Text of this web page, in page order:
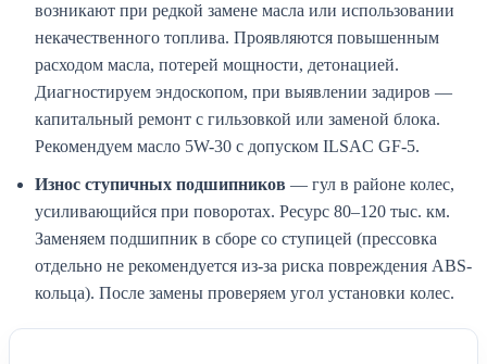
возникают при редкой замене масла или использовании
некачественного топлива. Проявляются повышенным
расходом масла, потерей мощности, детонацией.
Диагностируем эндоскопом, при выявлении задиров —
капитальный ремонт с гильзовкой или заменой блока.
Рекомендуем масло 5W-30 с допуском ILSAC GF-5.
Износ ступичных подшипников — гул в районе колес,
усиливающийся при поворотах. Ресурс 80–120 тыс. км.
Заменяем подшипник в сборе со ступицей (прессовка
отдельно не рекомендуется из-за риска повреждения ABS-
кольца). После замены проверяем угол установки колес.